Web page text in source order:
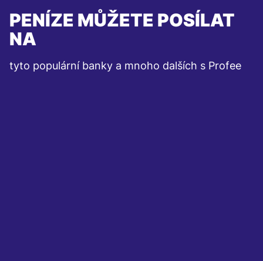
PENÍZE MŮŽETE POSÍLAT
NA
tyto populární banky a mnoho dalších s Profee